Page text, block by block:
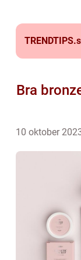
TRENDTIPS.
Bra
10 oktober